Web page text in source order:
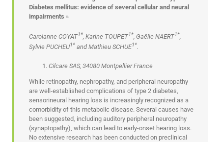
Diabetes mellitus: evidence of several cellular and neural
impairments »
Carolanne COYAT1* , Karine TOUPET1* , Gaëlle NAERT1*
Sylvie PUCHEU1* and Mathieu SCHUE1*.
Cilcare SAS, 34080 Montpellier France
While retinopathy, nephropathy, and peripheral neuropathy
are well-established complications of type 2 diabetes,
sensorineural hearing loss is increasingly recognized as a
comorbidity of this metabolic disease. Several causes have
been suggested, including auditory peripheral neuropathy
(synaptopathy), which can lead to early-onset hearing loss.
No extensive research has been conducted on preclinical